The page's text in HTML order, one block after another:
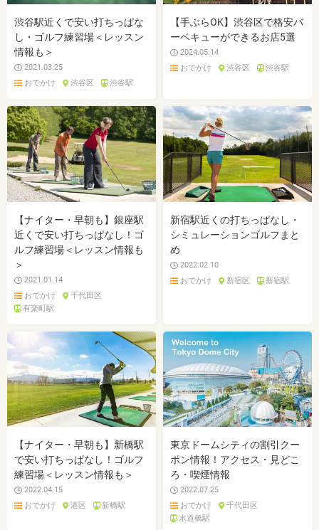
渋谷駅近くで安い打ちっぱな
し・ゴルフ練習場＜レッスン
情報も＞
2021.03.25
おでかけ
渋谷区 渋谷駅
【手ぶらOK】渋谷区で格安バ
ーベキューができるお店5選
2024.05.14
おでかけ
渋谷区 渋谷駅
【ナイター・早朝も】銀座駅
近くで安い打ちっぱなし！ゴ
ルフ練習場＜レッスン情報も
＞
2021.01.14
おでかけ
千代田区
有楽町駅
新宿駅近くの打ちっぱなし・
シミュレーションゴルフまと
め
2022.02.10
おでかけ
新宿区 新宿駅
【ナイター・早朝も】新橋駅
で安い打ちっぱなし！ゴルフ
練習場＜レッスン情報も＞
2022.04.15
おでかけ
港区 新橋駅
東京ドームシティの割引クー
ポン情報！アクセス・見どこ
ろ・喫煙情報
2022.07.25
おでかけ
千代田区
水道橋駅